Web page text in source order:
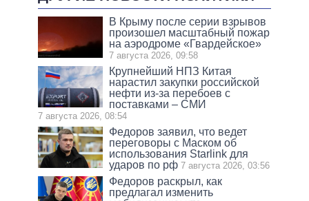
В Крыму после серии взрывов
произошел масштабный пожар
на аэродроме «Гвардейское»
7 августа 2026, 09:58
Крупнейший НПЗ Китая
нарастил закупки российской
нефти из-за перебоев с
поставками – СМИ
7 августа 2026, 08:54
Федоров заявил, что ведет
переговоры с Маском об
использования Starlink для
ударов по рф 7 августа 2026, 03:56
Федоров раскрыл, как
предлагал изменить